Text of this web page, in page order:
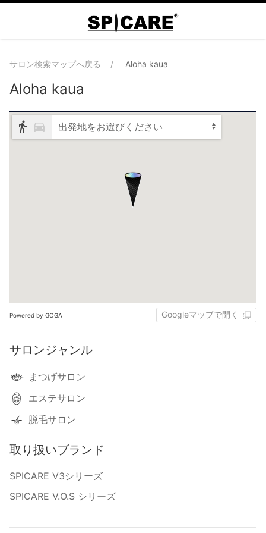
サロン検索マップへ戻る Aloha kaua
Aloha kaua
出発地をお選びください
Powered by GOGA Googleマップで開く
サロンジャンル
まつげサロン
エステサロン
脱毛サロン
取り扱いブランド
SPICARE V3シリーズ
SPICARE V.O.S シリーズ